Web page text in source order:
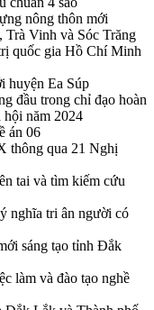
nông thôn mới
Vinh và Sóc Trăng
quốc gia Hồ Chí Minh
huyện Ea Súp
đầu trong chỉ đạo hoàn
hội năm 2024
án 06
thông qua 21 Nghị
tai và tìm kiếm cứu
nghĩa tri ân người có
sáng tạo tỉnh Đắk
làm và đào tạo nghề